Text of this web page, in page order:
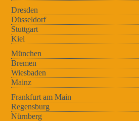
Dresden
Düsseldorf
Stuttgart
Kiel
München
Bremen
Wiesbaden
Mainz
Frankfurt am Main
Regensburg
Nürnberg